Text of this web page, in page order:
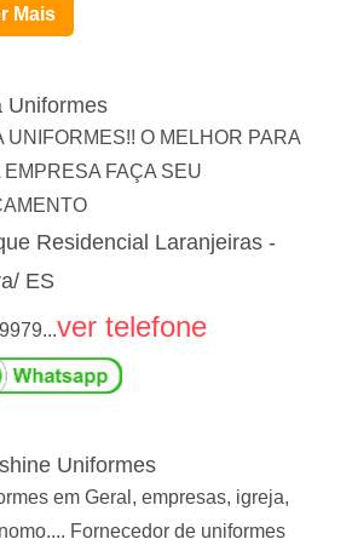
Mais
Uniformes
UNIFORMES!! O MELHOR PARA
EMPRESA FAÇA SEU
Residencial Laranjeiras -
ES
ver telefone
Uniformes
em Geral, empresas, igreja,
Fornecedor de uniformes